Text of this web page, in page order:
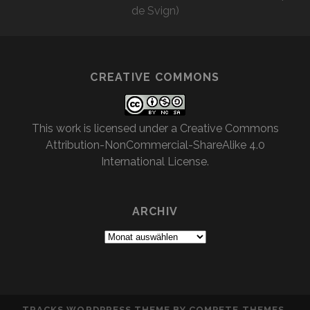
de Svign)
CREATIVE COMMONS
This work is licensed under a Creative Commons
Attribution-NonCommercial-ShareAlike 4.0
International License.
ARCHIV
Archiv